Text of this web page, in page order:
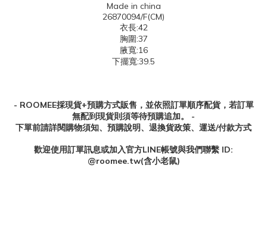
Made in china
26870094/F(CM)
衣長:42
胸圍:37
腋寬:16
下擺寬:39.5
- ROOMEE採現貨+預購方式販售，並依照訂單順序配貨，若訂單
無配到現貨則須等待預購追加。 -
下單前請詳閱購物須知、預購說明、退換貨政策、運送/付款方式
歡迎使用訂單訊息或加入官方LINE帳號與我們聯繫 ID:
@roomee.tw(含小老鼠)